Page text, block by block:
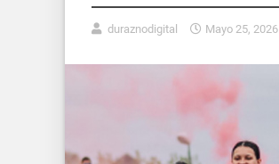
duraznodigital Mayo 25, 2026